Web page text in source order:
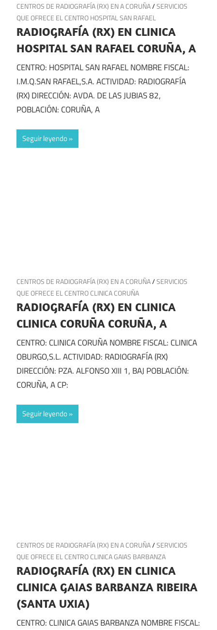
18 de septiembre de 2024
CENTROS DE RADIOGRAFÍA (RX) EN A CORUÑA/SERVICIOS
QUE OFRECE EL CENTRO HOSPITAL SAN RAFAEL
RADIOGRAFÍA (RX) EN CLINICA
HOSPITAL SAN RAFAEL CORUÑA, A
CENTRO: HOSPITAL SAN RAFAEL NOMBRE FISCAL:
I.M.Q.SAN RAFAEL,S.A. ACTIVIDAD: RADIOGRAFÍA
(RX) DIRECCIÓN: AVDA. DE LAS JUBIAS 82,
POBLACIÓN: CORUÑA, A
Seguir leyendo
15 de agosto de 2024
CENTROS DE RADIOGRAFÍA (RX) EN A CORUÑA/SERVICIOS
QUE OFRECE EL CENTRO CLINICA CORUÑA
RADIOGRAFÍA (RX) EN CLINICA
CLINICA CORUÑA CORUÑA, A
CENTRO: CLINICA CORUÑA NOMBRE FISCAL: CLINICA
OBURGO,S.L. ACTIVIDAD: RADIOGRAFÍA (RX)
DIRECCIÓN: PZA. ALFONSO XIII 1, BAJ POBLACIÓN:
CORUÑA, A CP:
Seguir leyendo
13 de agosto de 2024
CENTROS DE RADIOGRAFÍA (RX) EN A CORUÑA/SERVICIOS
QUE OFRECE EL CENTRO CLINICA GAIAS BARBANZA
RADIOGRAFÍA (RX) EN CLINICA
CLINICA GAIAS BARBANZA RIBEIRA
(SANTA UXIA)
CENTRO: CLINICA GAIAS BARBANZA NOMBRE FISCAL: